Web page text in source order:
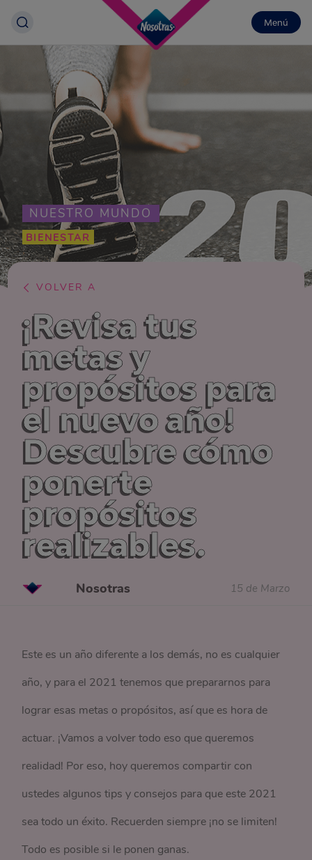
Menú
NUESTRO MUNDO
BIENESTAR
VOLVER A
¡Revisa tus
metas y
propósitos para
el nuevo año!
Descubre cómo
ponerte
propósitos
realizables.
Nosotras 15 de Marzo
Este es un año diferente a los demás, no es cualquier
año, y para el 2021 tenemos que prepararnos para
lograr esas metas o propósitos, así que es hora de
actuar. ¡Vamos a volver todo eso que queremos
realidad! Por eso, hoy queremos compartir con
ustedes algunos tips y consejos para que este 2021
sea todo un éxito. Recuerden siempre ¡no se limiten!
Todo es posible si le ponen ganas.